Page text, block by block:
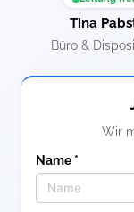
Tina
Büro &
Wir
Name *